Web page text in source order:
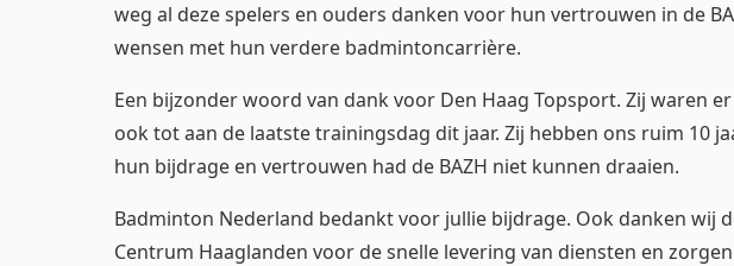
weg al deze spelers en ouders danken voor hun vertrouwen in de
wensen met hun verdere badmintoncarrière.
Een bijzonder woord van dank voor Den Haag Topsport. Zij waren
ook tot aan de laatste trainingsdag dit jaar. Zij hebben ons ruim 10
hun bijdrage en vertrouwen had de BAZH niet kunnen draaien.
Badminton Nederland bedankt voor jullie bijdrage. Ook danken wij
Centrum Haaglanden voor de snelle levering van diensten en